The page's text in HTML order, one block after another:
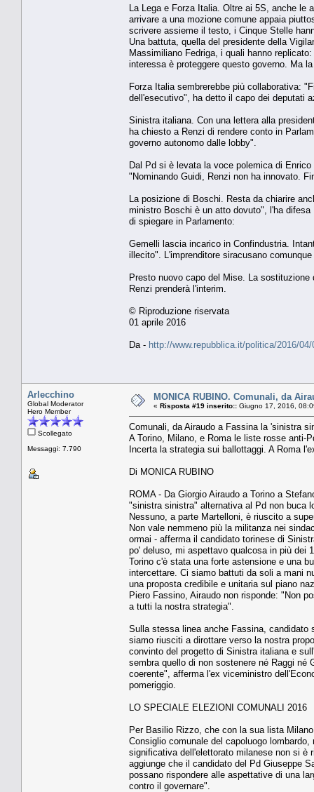
La Lega e Forza Italia. Oltre ai 5S, anche le
arrivare a una mozione comune appaia
scrivere assieme il testo, i Cinque Stelle
Una battuta, quella del presidente della
Massimiliano Fedriga, i quali hanno
interessa è proteggere questo governo. Ma
Forza Italia sembrerebbe più collaborativa:
dell'esecutivo", ha detto il capo dei deputati
Sinistra italiana. Con una lettera alla
ha chiesto a Renzi di rendere conto in
governo autonomo dalle lobby".
Dal Pd si è levata la voce polemica di
"Nominando Guidi, Renzi non ha innovato.
La posizione di Boschi. Resta da chiarire
ministro Boschi è un atto dovuto", l'ha
di spiegare in Parlamento:
Gemelli lascia incarico in Confindustria.
illecito". L'imprenditore siracusano
Presto nuovo capo del Mise. La
Renzi prenderà l'interim.
© Riproduzione riservata
01 aprile 2016
Da - http://www.repubblica.it/politica/2016/
Arlecchino
Global Moderator
Hero Member
Scollegato
Messaggi: 7.790
MONICA RUBINO. Comunali, da
« Risposta #19 inserito:: Giugno 17, 2016,
Comunali, da Airaudo a Fassina la 'sinistra
A Torino, Milano, e Roma le liste rosse anti-
Incerta la strategia sui ballottaggi. A Roma
Di MONICA RUBINO
ROMA - Da Giorgio Airaudo a Torino a
"sinistra sinistra" alternativa al Pd non buca
Nessuno, a parte Martelloni, è riuscito a
Non vale nemmeno più la militanza nei
ormai - afferma il candidato torinese di
po' deluso, mi aspettavo qualcosa in più dei
Torino c'è stata una forte astensione e una
intercettare. Ci siamo battuti da soli a mani
una proposta credibile e unitaria sul piano
Piero Fassino, Airaudo non risponde: "Non
a tutti la nostra strategia".
Sulla stessa linea anche Fassina,
siamo riusciti a dirottare verso la nostra
convinto del progetto di Sinistra italiana e
sembra quello di non sostenere né Raggi
coerente", afferma l'ex viceministro
pomeriggio.
LO SPECIALE ELEZIONI COMUNALI 2016
Per Basilio Rizzo, che con la sua lista
Consiglio comunale del capoluogo
significativa dell'elettorato milanese non si è
aggiunge che il candidato del Pd Giuseppe
possano rispondere alle aspettative di una
contro il governare".